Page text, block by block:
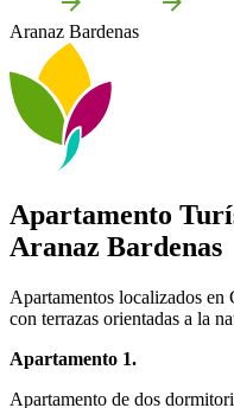
Aranaz Bardenas
Apartamento
Aranaz Bardenas
Apartamentos localizados en
con terrazas orientadas a la
Apartamento 1.
Apartamento de dos